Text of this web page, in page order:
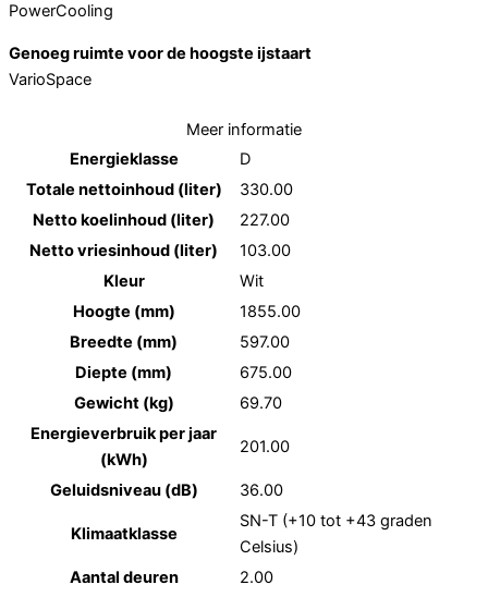
PowerCooling
Genoeg ruimte voor de hoogste ijstaart
VarioSpace
Meer informatie
Energieklasse
D
Totale nettoinhoud (liter)
330.00
Netto koelinhoud (liter)
227.00
Netto vriesinhoud (liter)
103.00
Kleur
Wit
Hoogte (mm)
1855.00
Breedte (mm)
597.00
Diepte (mm)
675.00
Gewicht (kg)
69.70
Energieverbruik per jaar
(kWh)
201.00
Geluidsniveau (dB) 36.00
Klimaatklasse
SN-T (+10 tot +43 graden
Celsius)
Aantal deuren
2.00